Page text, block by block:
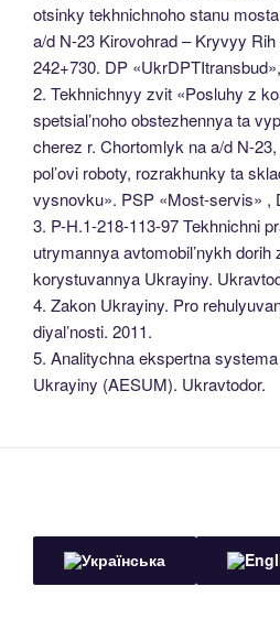
otsinky tekhnichnoho stanu
a/d N-23 Kirovohrad – Kryvyy
242+730. DP
2. Tekhnichnyy zvit «Posluhy z
spetsial’noho obstezhennya ta
cherez r. Chortomlyk na a/d N-
pol’ovi roboty, rozrakhunky ta
vysnovku». PSP «Most-servis» ,
3. P-H.1-218-113-97 Tekhnichni
utrymannya avtomobil’nykh dorih
korystuvannya Ukrayiny.
4. Zakon Ukrayiny. Pro
diyal’nosti. 2011.
5. Analitychna ekspertna
Ukrayiny (AESUM). Ukravtodor.